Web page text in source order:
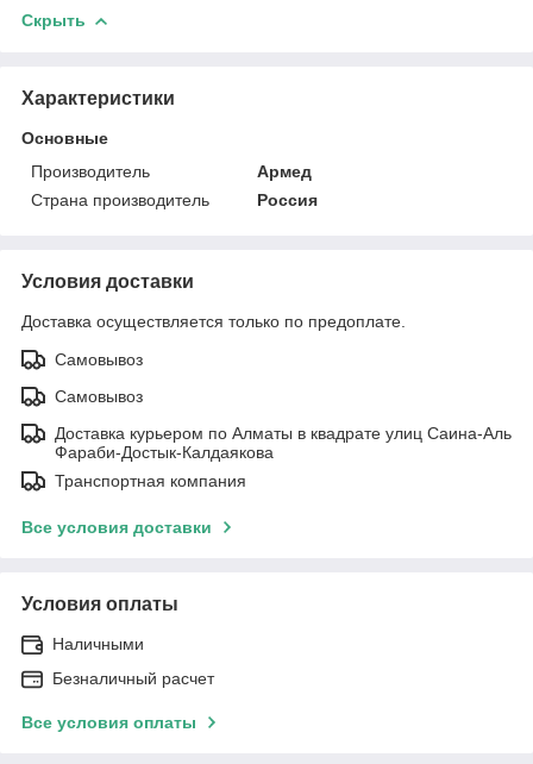
Скрыть
Характеристики
Основные
Производитель
Армед
Страна производитель
Россия
Условия доставки
Доставка осуществляется только по предоплате.
Самовывоз
Самовывоз
Доставка курьером по Алматы в квадрате улиц Саина-Аль
Фараби-Достык-Калдаякова
Транспортная компания
Все условия доставки
Условия оплаты
Наличными
Безналичный расчет
Все условия оплаты